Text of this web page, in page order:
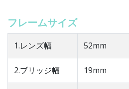
フレームサイズ
1.レンズ幅 52mm
2.ブリッジ幅 19mm